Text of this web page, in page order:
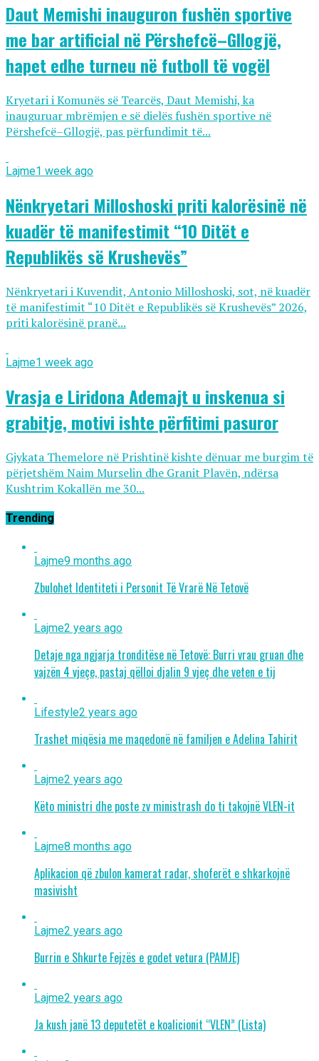
Daut Memishi inauguron fushën sportive
me bar artificial në Përshefcë–Gllogjë,
hapet edhe turneu në futboll të vogël
Kryetari i Komunës së Tearcës, Daut Memishi, ka
inauguruar mbrëmjen e së dielës fushën sportive në
Përshefcë–Gllogjë, pas përfundimit të...
Lajme1 week ago
Nënkryetari Milloshoski priti kalorësinë në
kuadër të manifestimit “10 Ditët e
Republikës së Krushevës”
Nënkryetari i Kuvendit, Antonio Milloshoski, sot, në kuadër
të manifestimit “10 Ditët e Republikës së Krushevës” 2026,
priti kalorësinë pranë...
Lajme1 week ago
Vrasja e Liridona Ademajt u inskenua si
grabitje, motivi ishte përfitimi pasuror
Gjykata Themelore në Prishtinë kishte dënuar me burgim të
përjetshëm Naim Murselin dhe Granit Plavën, ndërsa
Kushtrim Kokallën me 30...
Trending
Lajme9 months ago
Zbulohet Identiteti i Personit Të Vrarë Në Tetovë
Lajme2 years ago
Detaje nga ngjarja tronditëse në Tetovë: Burri vrau gruan dhe
vajzën 4 vjeçe, pastaj qëlloi djalin 9 vjeç dhe veten e tij
Lifestyle2 years ago
Trashet miqësia me maqedonë në familjen e Adelina Tahirit
Lajme2 years ago
Këto ministri dhe poste zv ministrash do ti takojnë VLEN-it
Lajme8 months ago
Aplikacion që zbulon kamerat radar, shoferët e shkarkojnë
masivisht
Lajme2 years ago
Burrin e Shkurte Fejzës e godet vetura (PAMJE)
Lajme2 years ago
Ja kush janë 13 deputetët e koalicionit “VLEN” (Lista)